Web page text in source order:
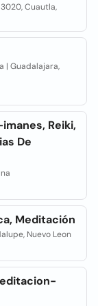
Cuautla,
| Guadalajara,
Reiki,
De
Meditación
Nuevo Leon